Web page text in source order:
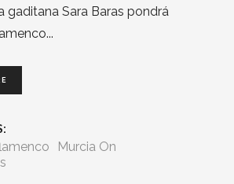
gaditana Sara Baras pondrá
Murcia On